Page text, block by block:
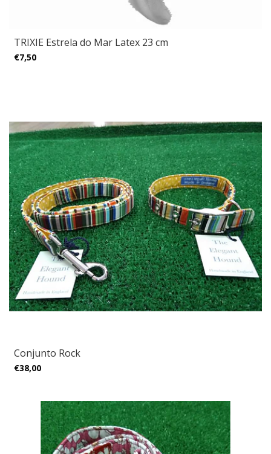
TRIXIE Estrela do Mar Latex 23 cm
€7,50
Conjunto Rock
€38,00